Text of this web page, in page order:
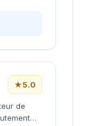
les
de
★5.0
de